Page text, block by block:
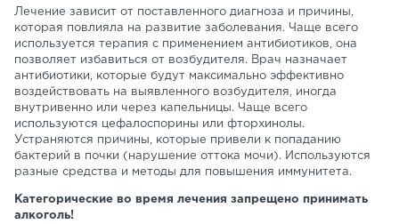
Лечение зависит от поставленного диагноза и причины,
которая повлияла на развитие заболевания. Чаще всего
используется терапия с применением антибиотиков, она
позволяет избавиться от возбудителя. Врач назначает
антибиотики, которые будут максимально эффективно
воздействовать на выявленного возбудителя, иногда
внутривенно или через капельницы. Чаще всего
используются цефалоспорины или фторхинолы.
Устраняются причины, которые привели к попаданию
бактерий в почки (нарушение оттока мочи). Используются
разные средства и методы для повышения иммунитета.
Категорические во время лечения запрещено принимать
алкоголь!